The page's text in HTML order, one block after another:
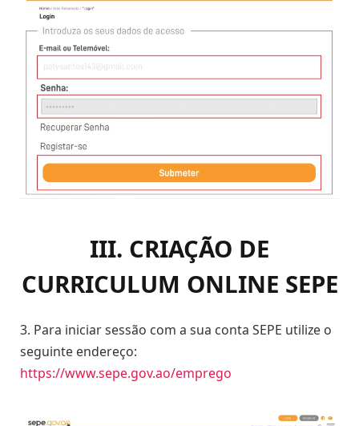
III. CRIAÇÃO DE
CURRICULUM ONLINE SEPE
3. Para iniciar sessão com a sua conta SEPE utilize o
seguinte endereço:
https://www.sepe.gov.ao/emprego